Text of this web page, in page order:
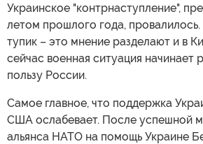
Украинское "контрнаступление",
летом прошлого года,
тупик – это мнение разделают и в
сейчас военная ситуация начинает
пользу России.
Самое главное, что поддержка
США ослабевает. После успешной
альянса НАТО на помощь Украине